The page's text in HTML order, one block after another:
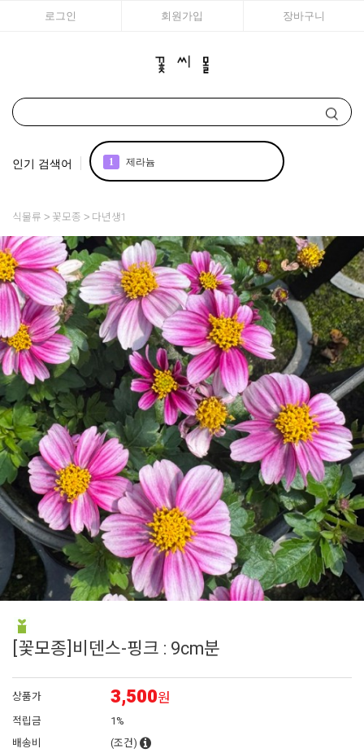
로그인 회원가입 장바구니
인기 검색어 1 제라늄
3 리갈
4 백합
5 조날
어린모종 국화
7 페츄니아
8 에키네시아
9 백일홍
10 접시꽃
식물류 꽃모종 다년생1
[꽃모종]비덴스-핑크 : 9cm분
상품가 3,500원
적립금
1%
배송비
(조건)